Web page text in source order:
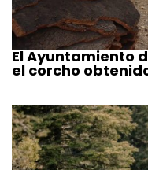
El Ayuntamiento
el corcho